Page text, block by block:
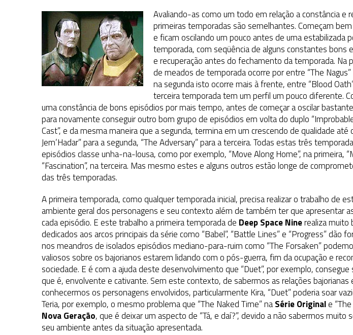
Avaliando-as como um todo em relação a constância e
primeiras temporadas são semelhantes. Começam
e ficam oscilando um pouco antes de uma estabilizada
temporada, com seqüência de alguns constantes bons
e recuperação antes do fechamento da temporada. Na
de meados de temporada ocorre por entre “The Nagus”
na segunda isto ocorre mais à frente, entre “Blood Oath”
terceira temporada tem um perfil um pouco diferente.
uma constância de bons episódios por mais tempo, antes de começar a oscilar bastante
para novamente conseguir outro bom grupo de episódios em volta do duplo
Cast”, e da mesma maneira que a segunda, termina em um crescendo de qualidade até
Jem’Hadar” para a segunda, “The Adversary” para a terceira. Todas estas três
episódios classe unha-na-lousa, como por exemplo, “Move Along Home”, na primeira,
“Fascination”, na terceira. Mas mesmo estes e alguns outros estão longe de
das três temporadas.
A primeira temporada, como qualquer temporada inicial, precisa realizar o trabalho de
ambiente geral dos personagens e seu contexto além de também ter que apresentar
cada episódio. E este trabalho a primeira temporada de Deep Space Ninerealiza muito
dedicados aos arcos principais da série como “Babel”, “Battle Lines” e “Progress” dão
nos meandros de isolados episódios mediano-para-ruim como “The Forsaken”
valiosos sobre os bajorianos estarem lidando com o pós-guerra, fim da ocupação e
sociedade. E é com a ajuda deste desenvolvimento que “Duet”, por exemplo,
que é, envolvente e cativante. Sem este contexto, de sabermos as relações bajorianas
conhecermos os personagens envolvidos, particularmente Kira, “Duet” poderia soar
Teria, por exemplo, o mesmo problema que “The Naked Time” naSérie Originale
Nova Geração, que é deixar um aspecto de “Tá, e daí?”, devido a não sabermos muito
seu ambiente antes da situação apresentada.